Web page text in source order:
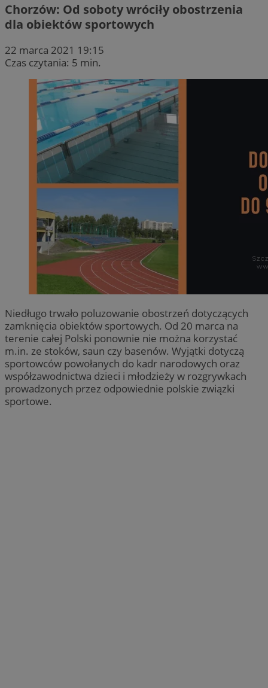
Chorzów: Od soboty wróciły obostrzenia
dla obiektów sportowych
22 marca 2021 19:15
Czas czytania: 5 min.
Niedługo trwało poluzowanie obostrzeń dotyczących
zamknięcia obiektów sportowych. Od 20 marca na
terenie całej Polski ponownie nie można korzystać
m.in. ze stoków, saun czy basenów. Wyjątki dotyczą
sportowców powołanych do kadr narodowych oraz
współzawodnictwa dzieci i młodzieży w rozgrywkach
prowadzonych przez odpowiednie polskie związki
sportowe.